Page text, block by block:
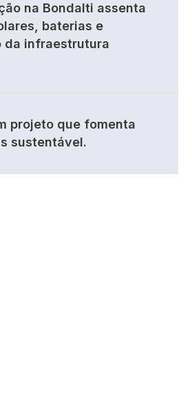
na Bondalti assenta
baterias e
da infraestrutura
projeto que fomenta
sustentável.